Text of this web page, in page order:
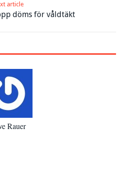
article
döms för våldtäkt
Rauer